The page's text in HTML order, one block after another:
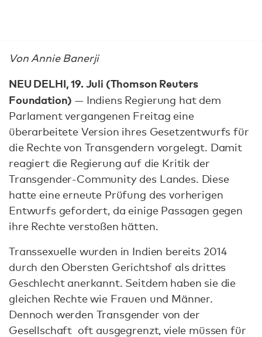
Von Annie Banerji
NEU DELHI, 19. Juli (Thomson Reuters
Foundation) — Indiens Regierung hat dem
Parlament vergangenen Freitag eine
überarbeitete Version ihres Gesetzentwurfs für
die Rechte von Transgendern vorgelegt. Damit
reagiert die Regierung auf die Kritik der
Transgender-Community des Landes. Diese
hatte eine erneute Prüfung des vorherigen
Entwurfs gefordert, da einige Passagen gegen
ihre Rechte verstoßen hätten.
Transsexuelle wurden in Indien bereits 2014
durch den Obersten Gerichtshof als drittes
Geschlecht anerkannt. Seitdem haben sie die
gleichen Rechte wie Frauen und Männer.
Dennoch werden Transgender von der
Gesellschaft oft ausgegrenzt, viele müssen für